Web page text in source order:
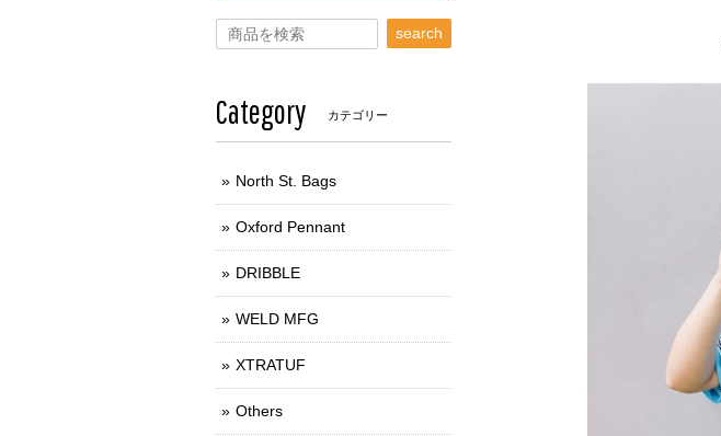
search
Category カテゴリー
North St. Bags
Oxford Pennant
DRIBBLE
WELD MFG
XTRATUF
Others